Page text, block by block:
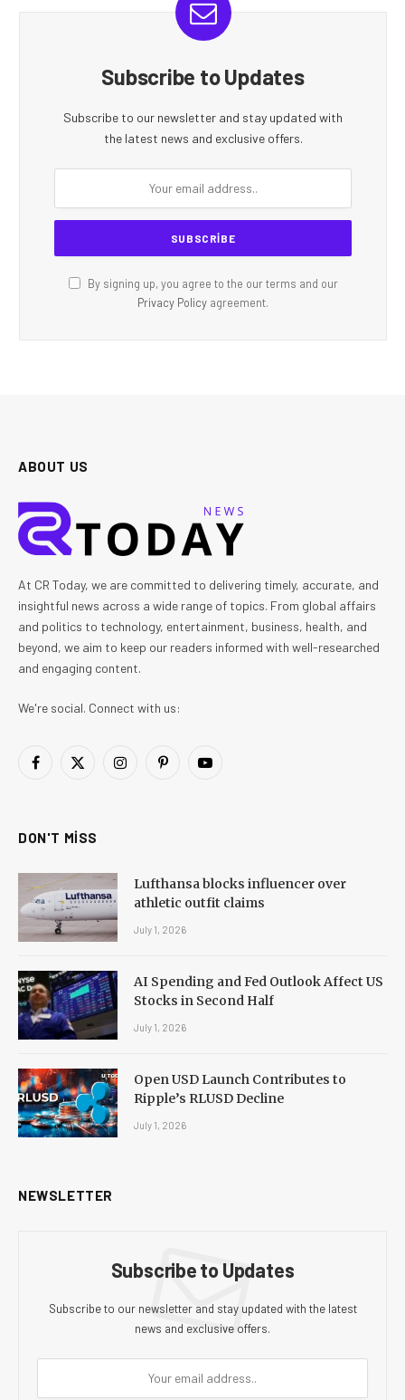
Subscribe to Updates
Subscribe to our newsletter and stay updated with
the latest news and exclusive offers.
By signing up, you agree to the our terms and our
Privacy Policy agreement.
ABOUT US
At CR Today, we are committed to delivering timely, accurate, and
insightful news across a wide range of topics. From global affairs
and politics to technology, entertainment, business, health, and
beyond, we aim to keep our readers informed with well-researched
and engaging content.
We're social. Connect with us:
Facebook
X
InstagramPinterestYouTube
DON'T MISS
Lufthansa blocks influencer over
athletic outfit claims
July 1, 2026
AI Spending and Fed Outlook Affect US
Stocks in Second Half
July 1, 2026
Open USD Launch Contributes to
Ripple’s RLUSD Decline
July 1, 2026
NEWSLETTER
Subscribe to Updates
Subscribe to our newsletter and stay updated with the latest
news and exclusive offers.